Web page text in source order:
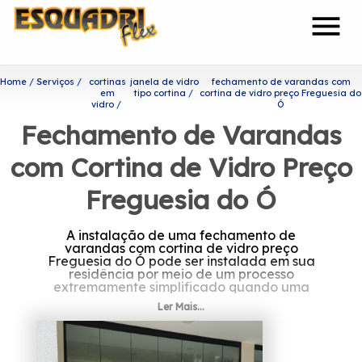
menu
Home Serviços
cortinas
em
vidro
janela de vidro
tipo cortina
fechamento de varandas com
cortina de vidro preço Freguesia do
Ó
Fechamento de Varandas
com Cortina de Vidro Preço
Freguesia do Ó
A instalação de uma fechamento de
varandas com cortina de vidro preço
Freguesia do Ó pode ser instalada em sua
residência por meio de um processo
extremamente simplificado quando uma
empresa experiente é contratada.
Você está procurando por
fechamento de varandas com
Ler Mais...